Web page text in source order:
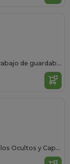
Gentrones de trabajo de trabajo de guardabosques
Sudadera Vertex con Bolsillos Ocultos y Capucha